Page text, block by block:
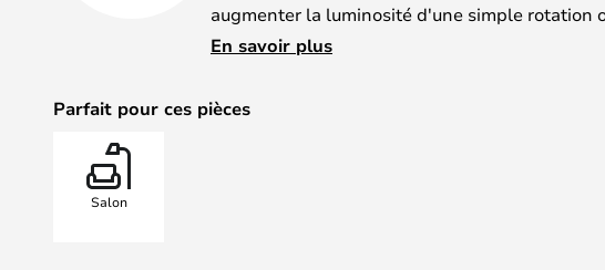
augmenter la luminosité d'une simple rotation
bâton.
cette lampe innovante reflète l'amour de la
En savoir plus
Parfait pour ces pièces
Salon